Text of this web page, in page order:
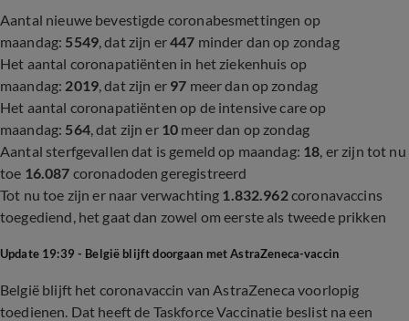
Aantal nieuwe bevestigde coronabesmettingen op
maandag: 5549, dat zijn er447 minder dan op zondag
Het aantal coronapatiënten in het ziekenhuis op
maandag: 2019, dat zijn er 97 meer dan op zondag
Het aantal coronapatiënten op de intensive care op
maandag: 564, dat zijn er 10 meer dan op zondag
Aantal sterfgevallen dat is gemeld op maandag: 18, er zijn tot nu
toe 16.087 coronadoden geregistreerd
Tot nu toe zijn er naar verwachting 1.832.962coronavaccins
toegediend, het gaat dan zowel om eerste als tweede prikken
Update 19:39 - België blijft doorgaan met AstraZeneca-vaccin
België blijft het coronavaccin van AstraZeneca voorlopig
toedienen. Dat heeft de Taskforce Vaccinatie beslist na een